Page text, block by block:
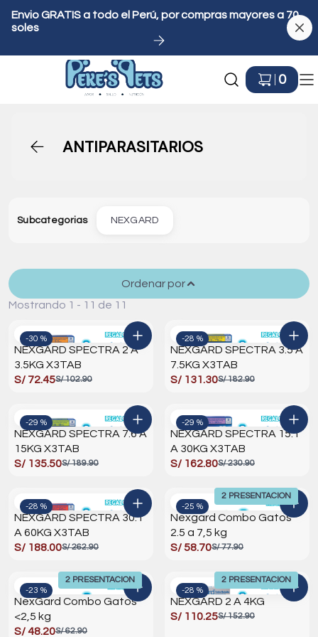
Envio GRATIS a todo el Perú, por compras mayores a 70
soles
0
ANTIPARASITARIOS
Subcategorias NEXGARD
Mostrando 1 - 11 de 11
Ordenar por
-30 %
NEXGARD SPECTRA 2 A
3.5KG X3TAB
S/ 72.45S/ 102.90
-28 %
NEXGARD SPECTRA 3.5 A
7.5KG X3TAB
S/ 131.30S/ 182.90
-29 %
NEXGARD SPECTRA 7.6 A
15KG X3TAB
S/ 135.50S/ 189.90
-29 %
NEXGARD SPECTRA 15.1
A 30KG X3TAB
S/ 162.80S/ 230.90
-28 %
NEXGARD SPECTRA 30.1
A 60KG X3TAB
S/ 188.00S/ 262.90
2 PRESENTACION
-25 %
Nexgard Combo Gatos
2.5 a 7,5 kg
S/ 58.70S/ 77.90
2 PRESENTACION
-23 %
NexGard Combo Gatos
<2,5 kg
S/ 48.20S/ 62.90
2 PRESENTACION
-28 %
NEXGARD 2 A 4KG
S/ 110.25S/ 152.90